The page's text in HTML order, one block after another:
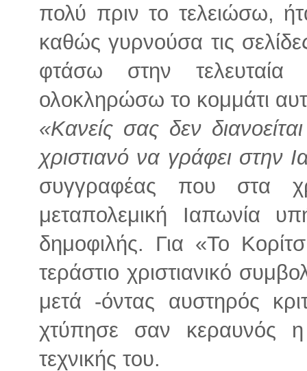
πολύ πριν το τελειώσω,
καθώς γυρνούσα τις
φτάσω στην
ολοκληρώσω το κομμάτι
«Κανείς σας δεν
χριστιανό να γράφει στην
συγγραφέας που στα
μεταπολεμική Ιαπωνία
δημοφιλής. Για «Το
τεράστιο χριστιανικό
μετά -όντας αυστηρός
χτύπησε σαν κεραυνός
τεχνικής του.